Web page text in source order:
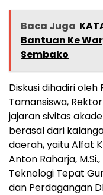
Baca Juga
Bantuan Ke
Sembako
Diskusi dihadiri
Tamansiswa,
jajaran sivitas
berasal dari
daerah, yaitu Alfat
Anton Raharja,
Teknologi Tepat
dan Perdagangan